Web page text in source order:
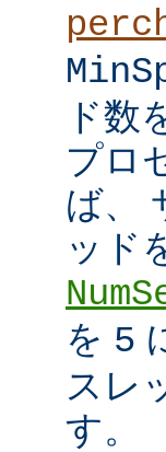
ド数
プロ
ば、
ッド
を 5
スレ
す。